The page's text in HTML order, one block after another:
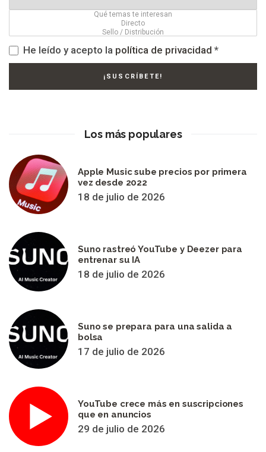
He leído y acepto la política de privacidad *
Los más populares
Apple Music sube precios por primera
vez desde 2022
18 de julio de 2026
Suno rastreó YouTube y Deezer para
entrenar su IA
18 de julio de 2026
Suno se prepara para una salida a
bolsa
17 de julio de 2026
YouTube crece más en suscripciones
que en anuncios
29 de julio de 2026